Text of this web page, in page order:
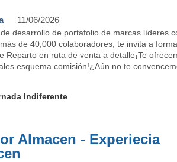
11/06/2026
desarrollo de portafolio de marcas líderes
de 40,000 colaboradores, te invita a
Reparto en ruta de venta a detalle¡Te
esquema comisión!¿Aún no te
Indiferente
Almacen - Experiecia